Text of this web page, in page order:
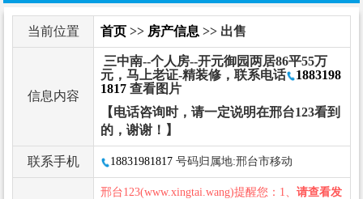
当前位置 首页 >> 房产信息 >> 出售
信息内容
三中南--个人房--开元御园两居86平55万
元，马上老证-精装修，联系电话
1883198
1817 查看图片
【电话咨询时，请一定说明在邢台123看到
的，谢谢！】
联系手机 18831981817 号码归属地:邢台市移动
邢台123(www.xingtai.wang)提醒您：1、 请查看发